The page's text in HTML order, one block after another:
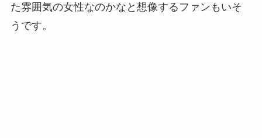
た雰囲気の女性なのかなと想像するファンもいそ
うです。